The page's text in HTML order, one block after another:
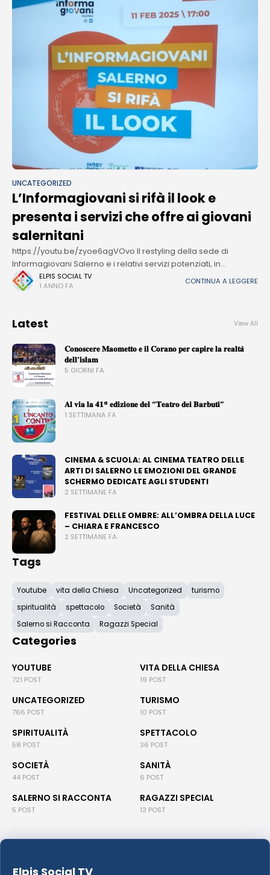
UNCATEGORIZED
L’Informagiovani si rifà il look e
presenta i servizi che offre ai giovani
salernitani
https://youtu.be/zyoe6agVOvo Il restyling della sede di
Informagiovani Salerno e i relativi servizi potenziati, in
particolare i nuovi servizi digitali, dedicati ai giovani del
territorio sono stati presentati questo pomeriggio, 11
ELPIS SOCIAL TV
1 ANNO FA
CONTINUA A LEGGERE
Latest View All
𝐂𝐨𝐧𝐨𝐬𝐜𝐞𝐫𝐞 𝐌𝐚𝐨𝐦𝐞𝐭𝐭𝐨 𝐞 𝐢𝐥 𝐂𝐨𝐫𝐚𝐧𝐨 𝐩𝐞𝐫 𝐜𝐚𝐩𝐢𝐫𝐞 𝐥𝐚 𝐫𝐞𝐚𝐥𝐭𝐚̀
𝐝𝐞𝐥𝐥’𝐢𝐬𝐥𝐚𝐦
5 GIORNI FA
𝐀𝐥 𝐯𝐢𝐚 𝐥𝐚 𝟒𝟏ª 𝐞𝐝𝐢𝐳𝐢𝐨𝐧𝐞 𝐝𝐞𝐥 “𝐓𝐞𝐚𝐭𝐫𝐨 𝐝𝐞𝐢 𝐁𝐚𝐫𝐛𝐮𝐭𝐢”
1 SETTIMANA FA
CINEMA & SCUOLA: AL CINEMA TEATRO DELLE
ARTI DI SALERNO LE EMOZIONI DEL GRANDE
SCHERMO DEDICATE AGLI STUDENTI
2 SETTIMANE FA
FESTIVAL DELLE OMBRE: ALL’OMBRA DELLA LUCE
– CHIARA E FRANCESCO
2 SETTIMANE FA
Tags
Youtube vita della Chiesa Uncategorized
turismo
spiritualità
spettacolo Società
Sanità
Salerno si Racconta
Ragazzi Special
Categories
YOUTUBE
721 POST
VITA DELLA CHIESA
19 POST
UNCATEGORIZED
766 POST
TURISMO
10 POST
SPIRITUALITÀ
58 POST
SPETTACOLO
36 POST
SOCIETÀ
44 POST
SANITÀ
6 POST
SALERNO SI RACCONTA
5 POST
RAGAZZI SPECIAL
13 POST
Elpis Social TV